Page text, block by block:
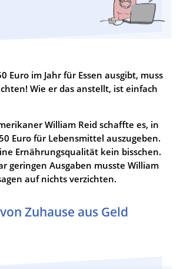
Euro im Jahr für Essen ausgibt, muss
Wie er das anstellt, ist einfach
William Reid schaffte es, in
Euro für Lebensmittel auszugeben.
Ernährungsqualität kein bisschen.
geringen Ausgaben musste William
auf nichts verzichten.
Zuhause aus Geld